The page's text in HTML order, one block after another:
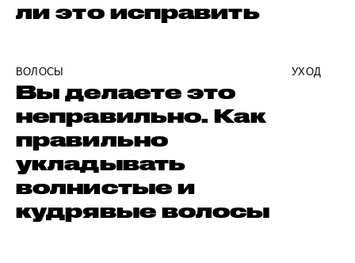
ли это исправить
ВОЛОСЫ УХОД
Вы делаете это
неправильно. Как
правильно
укладывать
волнистые и
кудрявые волосы